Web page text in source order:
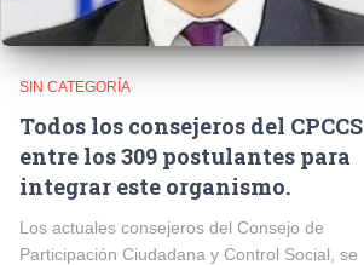
SIN CATEGORÍA
Todos los consejeros del CPCCS
entre los 309 postulantes para
integrar este organismo.
Los actuales consejeros del Consejo de
Participación Ciudadana y Control Social, se